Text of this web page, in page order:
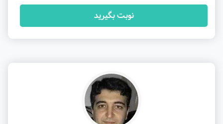
نوبت بگیرید